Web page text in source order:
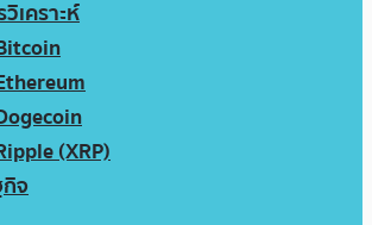
เคราะห์
(XRP)
จ